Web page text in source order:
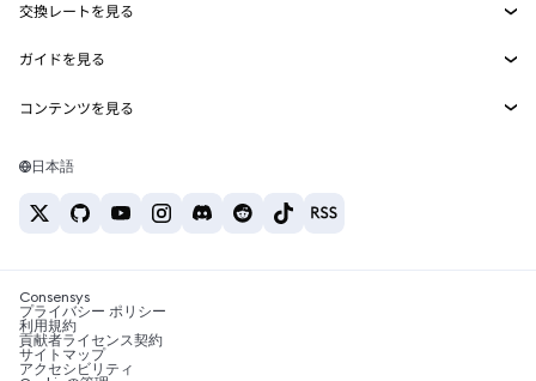
MetaMask Connect
Snaps
Web3サービス
セキュリティ
サポート
キャリア
お問い合わせ
イーサリアムの価格
Solanaの価格
Tetherの価格
交換レートを見る
ETH→USD
USDT→INR
BTC→INR
ETH→USDT
ガイドを見る
ETHの購入
USDTの購入
SHIBの購入
BNBの購入
コンテンツを見る
Solanaウォレット
税制関連ニュース
暗号資産の購入方法は？
日本語
Consensys
プライバシー ポリシー
利用規約
貢献者ライセンス契約
サイトマップ
アクセシビリティ